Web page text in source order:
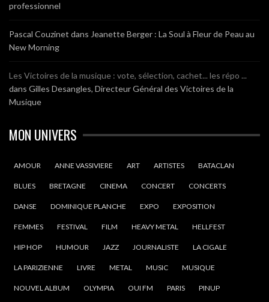
professionnel
Pascal Couzinet dans Jeanette Berger : La Soul à Fleur de Peau au
New Morning
Les Victoires de la musique : vote, sélection, cachet... les répo ...
dans Gilles Desangles, Directeur Général des Victoires de la
Musique
MON UNIVERS
AMOUR ANNE VASSIVIERE ART ARTISTES BATACLAN
BLUES BRETAGNE CINEMA CONCERT CONCERTS
DANSE DOMINIQUE PLANCHE EXPO EXPOSITION
FEMMES FESTIVAL FILM HEAVY METAL HELLFEST
HIP HOP HUMOUR JAZZ JOURNALISTE LA CIGALE
LA PARIZIENNE LIVRE METAL MUSIC MUSIQUE
NOUVEL ALBUM OLYMPIA OUI FM PARIS PINUP